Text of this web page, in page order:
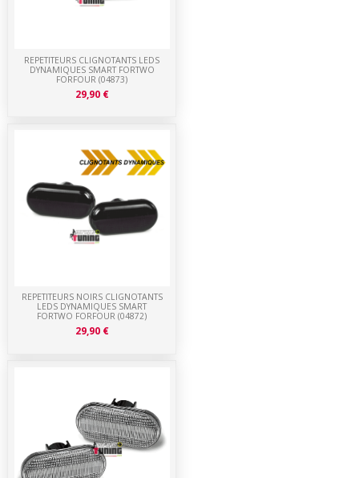
REPETITEURS NOIRS CLIGNOTANTS
LEDS DYNAMIQUES SMART
FORTWO FORFOUR (04872)
29,90 €
REPETITEURS CLIGNOTANTS LEDS
DYNAMIQUES SMART FORTWO
FORFOUR (04873)
29,90 €